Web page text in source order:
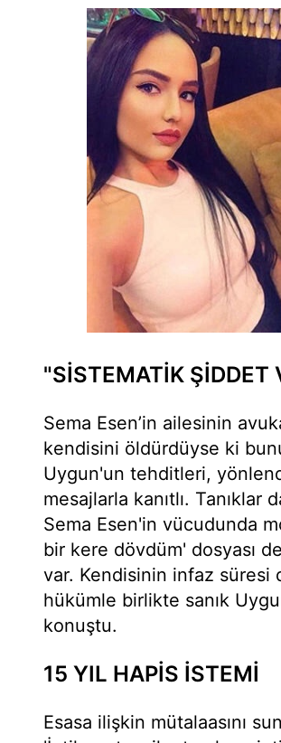
"SİSTEMATİK ŞİDDET
Sema Esen’in ailesinin
kendisini öldürdüyse ki
Uygun'un tehditleri,
mesajlarla kanıtlı. Tanıklar
Sema Esen'in vücudunda
bir kere dövdüm' dosyası
var. Kendisinin infaz süresi
hükümle birlikte sanık
konuştu.
15 YIL HAPİS İSTEMİ
Esasa ilişkin mütalaasını